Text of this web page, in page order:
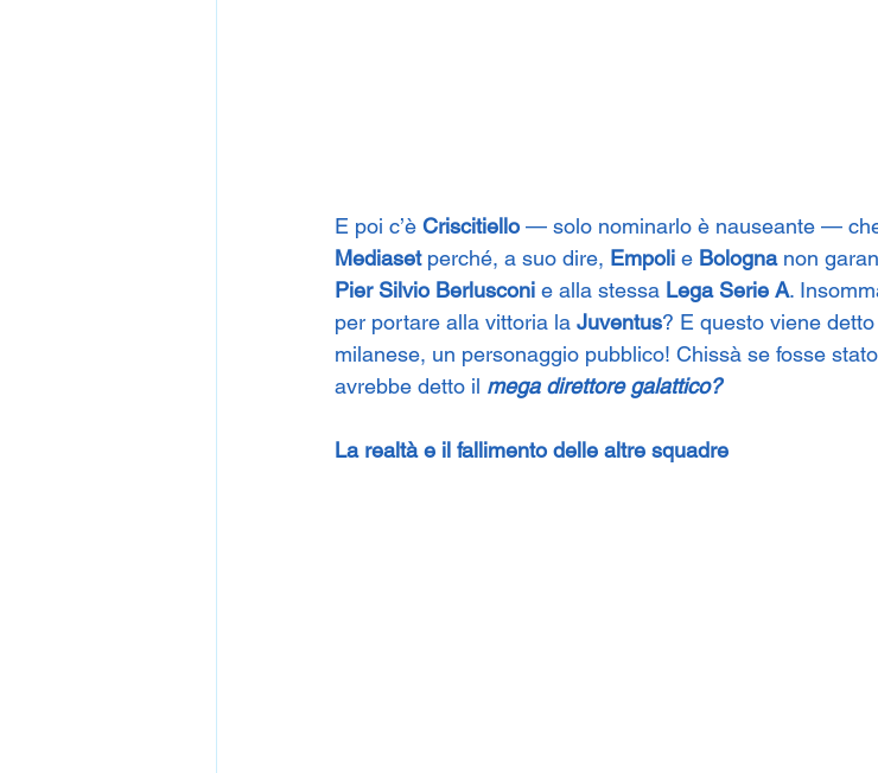
E poi c’è Criscitiello — solo nominarlo è nauseante —
Mediaset perché, a suo dire, Empoli e Bologna non
Pier Silvio Berlusconi e alla stessa Lega Serie A.
per portare alla vittoria la Juventus? E questo viene
milanese, un personaggio pubblico! Chissà se fosse stato
avrebbe detto il mega direttore galattico?
La realtà e il fallimento delle altre squadre